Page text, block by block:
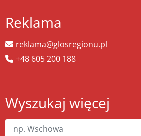
Reklama
reklama@glosregionu.pl
+48 605 200 188
Wyszukaj więcej